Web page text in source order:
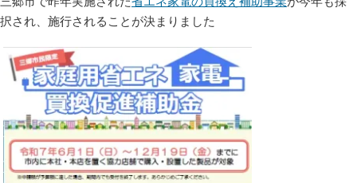
択され、施行されることが決まりました